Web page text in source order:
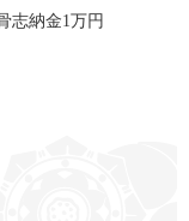
志納金1万円